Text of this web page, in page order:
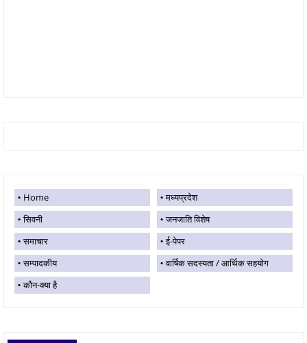
Home
मध्यप्रदेश
सिवनी
जनजाति विशेष
समाचार
ई-पेपर
सम्पादकीय
वार्षिक सदस्यता / आर्थिक सहयोग
कौन-क्या है